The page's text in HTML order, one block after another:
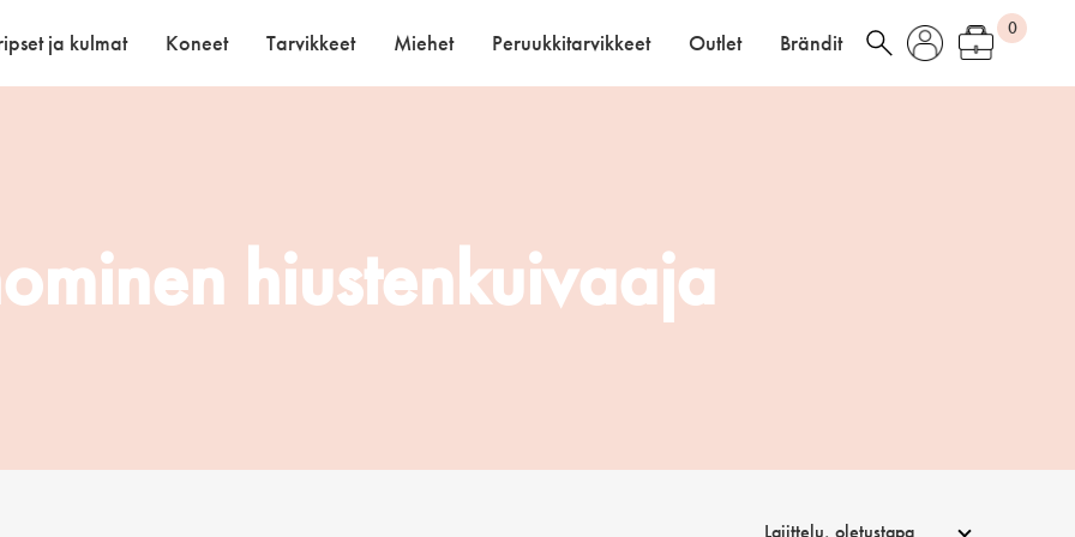
ja kulmat Koneet Tarvikkeet Miehet Peruukkitarvikkeet Outlet Brändit
0
hiustenkuivaaja